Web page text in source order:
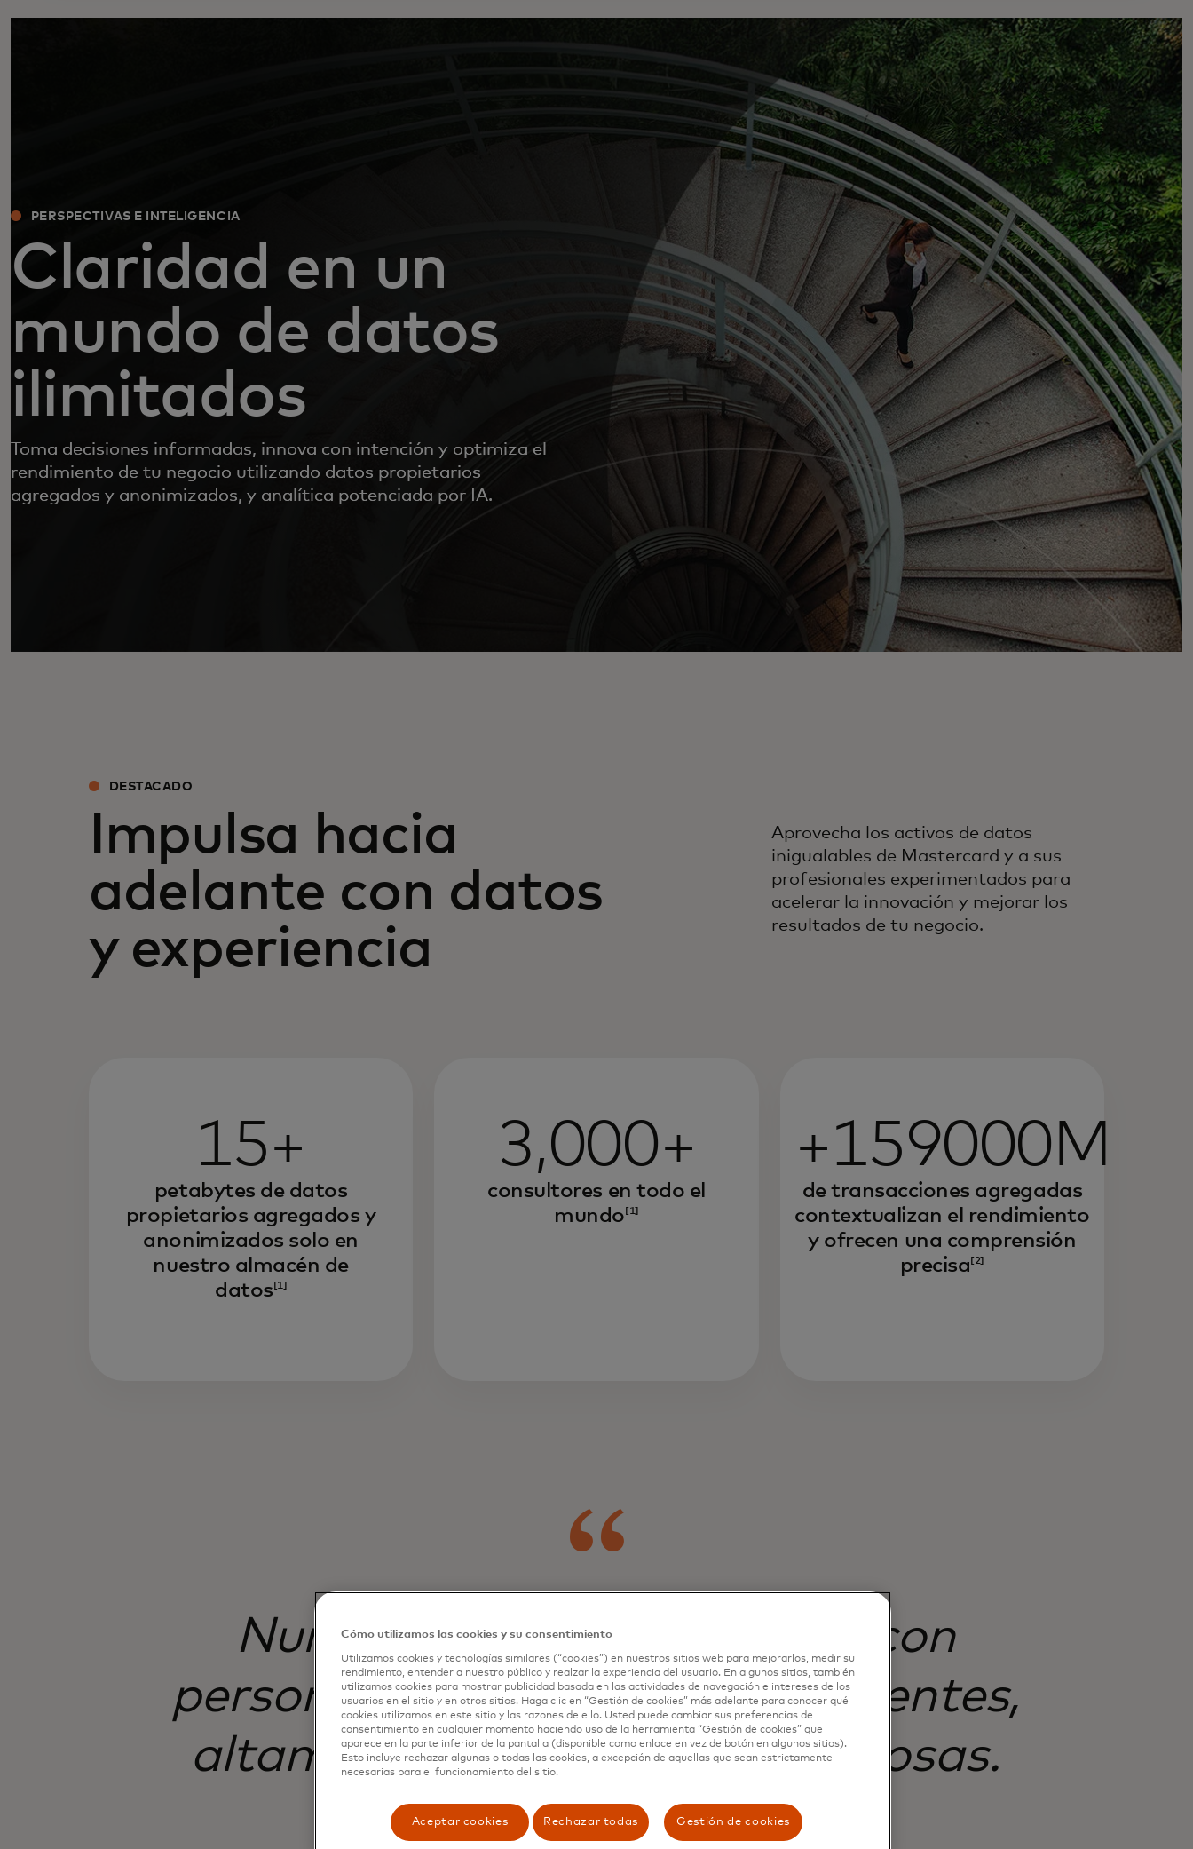
PERSPECTIVAS E INTELIGENCIA
Claridad en un
mundo de datos
ilimitados
Toma decisiones informadas, innova con intención y optimiza el
rendimiento de tu negocio utilizando datos propietarios
agregados y anonimizados, y analítica potenciada por IA.
DESTACADO
Impulsa hacia
adelante con datos
y experiencia
Aprovecha los activos de datos
inigualables de Mastercard y a sus
profesionales experimentados para
acelerar la innovación y mejorar los
resultados de tu negocio.
15+
petabytes de datos
propietarios agregados y
anonimizados solo en
nuestro almacén de
datos [1]
3,000+
consultores en todo el
mundo [1]
+159000M
de transacciones agregadas
contextualizan el rendimiento
y ofrecen una comprensión
precisa [2]
Nunca he tenido un tercero con
personas tan capaces, competentes,
altamente calificadas y talentosas.
Cómo utilizamos las cookies y su consentimiento
Utilizamos cookies y tecnologías similares (“cookies”) en nuestros sitios web para mejorarlos, medir su
rendimiento, entender a nuestro público y realzar la experiencia del usuario. En algunos sitios, también
utilizamos cookies para mostrar publicidad basada en las actividades de navegación e intereses de los
usuarios en el sitio y en otros sitios. Haga clic en “Gestión de cookies” más adelante para conocer qué
cookies utilizamos en este sitio y las razones de ello. Usted puede cambiar sus preferencias de
consentimiento en cualquier momento haciendo uso de la herramienta “Gestión de cookies” que
aparece en la parte inferior de la pantalla (disponible como enlace en vez de botón en algunos sitios).
Esto incluye rechazar algunas o todas las cookies, a excepción de aquellas que sean estrictamente
necesarias para el funcionamiento del sitio.
Aceptar cookies Rechazar todas Gestión de cookies